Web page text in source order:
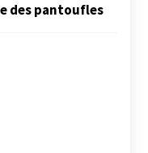
des pantoufles